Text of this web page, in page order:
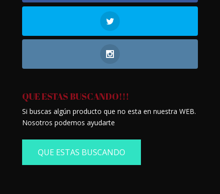
QUE ESTAS BUSCANDO!!!
Si buscas algún producto que no esta en nuestra WEB.
Nosotros podemos ayudarte
QUE ESTAS BUSCANDO